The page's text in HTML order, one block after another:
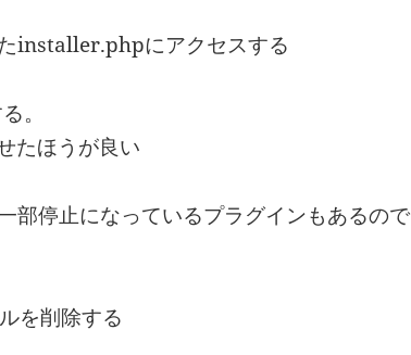
installer.phpにアクセスする
。
たほうが良い
部停止になっているプラグインもあるので
を削除する